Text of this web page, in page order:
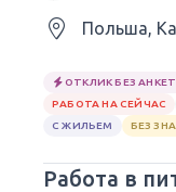
Польша,
ОТКЛИК БЕЗ
РАБОТА НА СЕЙЧАС
С ЖИЛЬЕМ
БЕЗ
Работа в